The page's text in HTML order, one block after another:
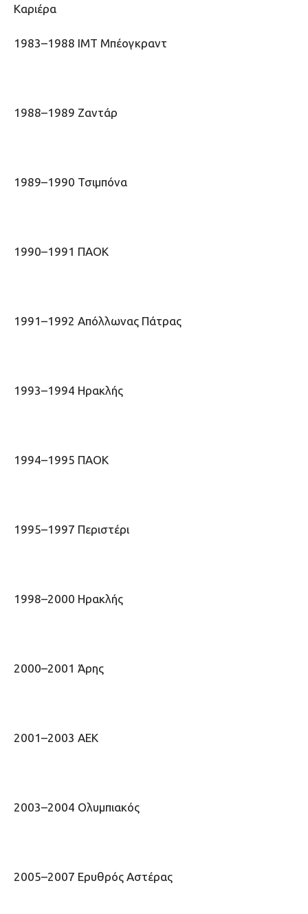
Kαριέρα
1983–1988 ΙΜΤ Μπέογκραντ
1988–1989 Ζαντάρ
1989–1990 Τσιμπόνα
1990–1991 ΠΑΟΚ
1991–1992 Απόλλωνας Πάτρας
1993–1994 Ηρακλής
1994–1995 ΠΑΟΚ
1995–1997 Περιστέρι
1998–2000 Ηρακλής
2000–2001 Άρης
2001–2003 ΑΕΚ
2003–2004 Ολυμπιακός
2005–2007 Ερυθρός Αστέρας